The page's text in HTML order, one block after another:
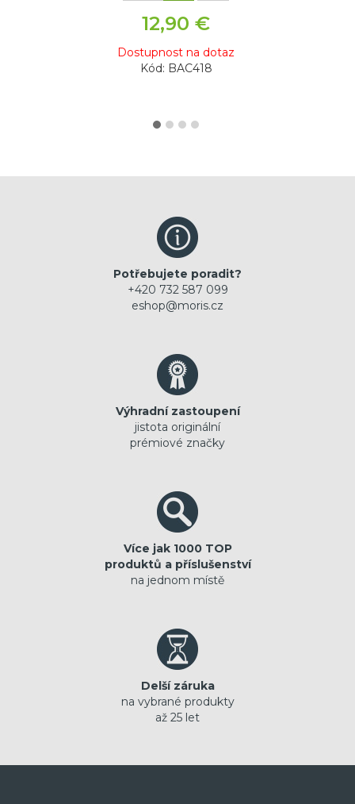
12,90 €
Dostupnost na dotaz
Kód: BAC418
Potřebujete poradit?
+420 732 587 099
eshop@moris.cz
Výhradní zastoupení
jistota originální
prémiové značky
Více jak 1000 TOP
produktů a příslušenství
na jednom místě
Delší záruka
na vybrané produkty
až 25 let